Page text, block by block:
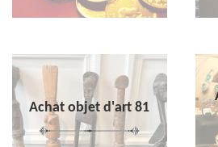
Achat objet d'art 81